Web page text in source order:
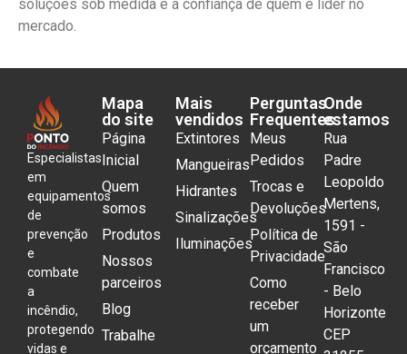
soluções sob medida e a confiança de quem é líder no
mercado.
Especialistas
em
equipamentos
de
prevenção
e
combate
a
incêndio,
protegendo
vidas e
Mapa
do site
Página
Inicial
Quem
somos
Produtos
Nossos
parceiros
Blog
Trabalhe
Mais
vendidos
Extintores
Mangueiras
Hidrantes
Sinalizações
Iluminações
Perguntas
Frequentes
Meus
Pedidos
Trocas e
Devoluções
Política de
Privacidade
Como
receber
um
orçamento
Onde
estamos
Rua
Padre
Leopoldo
Mertens,
1591 -
São
Francisco
- Belo
Horizonte
CEP